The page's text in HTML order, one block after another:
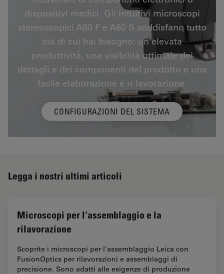
dispositivi medici. Gli intuitivi microscopi
stereoscopici A60 F e A60 S soddisfano tutto
ciò di cui hai bisogno: un'elevata
produttività, una visibilità ottimale dei
dettagli e dei componenti del prodotto e una
facile elaborazione e ri lavorazione.
CONFIGURAZIONI DEL SISTEMA
Legga i nostri ultimi articoli
Microscopi per l'assemblaggio e la
rilavorazione
Scoprite i microscopi per l'assemblaggio Leica con
FusionOptics per rilavorazioni e assemblaggi di
precisione. Sono adatti alle esigenze di produzione